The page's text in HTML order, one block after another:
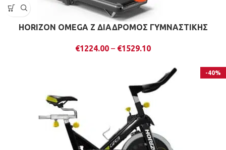
HORIZON OMEGA Z ΔΙΑΔΡΟΜΟΣ ΓΥΜΝΑΣΤΙΚΗΣ
€1224.00 – €1529.10
-40%